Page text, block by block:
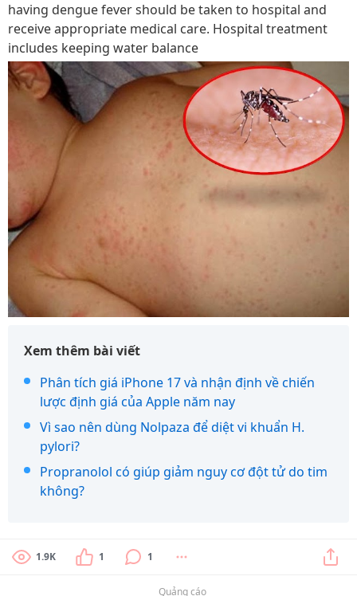
having dengue fever should be taken to hospital and
receive appropriate medical care. Hospital treatment
includes keeping water balance
Xem thêm bài viết
Phân tích giá iPhone 17 và nhận định về chiến
lược định giá của Apple năm nay
Vì sao nên dùng Nolpaza để diệt vi khuẩn H.
pylori?
Propranolol có giúp giảm nguy cơ đột tử do tim
không?
1.9K 1 1
Quảng cáo